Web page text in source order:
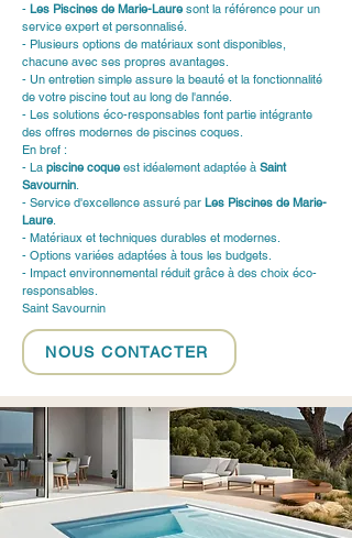
- Les Piscines de Marie-Laure sont la référence pour un
service expert et personnalisé.
- Plusieurs options de matériaux sont disponibles,
chacune avec ses propres avantages.
- Un entretien simple assure la beauté et la fonctionnalité
de votre piscine tout au long de l'année.
- Les solutions éco-responsables font partie intégrante
des offres modernes de piscines coques.
En bref :
- La piscine coque est idéalement adaptée à Saint
Savournin.
- Service d'excellence assuré par Les Piscines de Marie-
Laure.
- Matériaux et techniques durables et modernes.
- Options variées adaptées à tous les budgets.
- Impact environnemental réduit grâce à des choix éco-
responsables.
Saint Savournin
NOUS CONTACTER